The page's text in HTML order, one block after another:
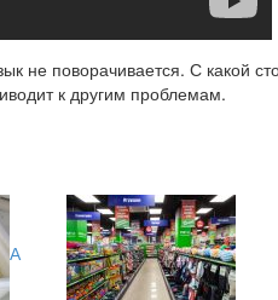
не поворачивается. С какой
к другим проблемам.
А